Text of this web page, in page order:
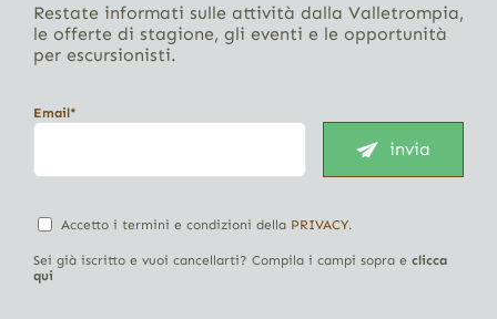
Restate informati sulle attività dalla Valletrompia,
le offerte di stagione, gli eventi e le opportunità
per escursionisti.
Email*
invia
Accetto i termini e condizioni della PRIVACY.
Sei già iscritto e vuoi cancellarti? Compila i campi sopra e clicca
qui